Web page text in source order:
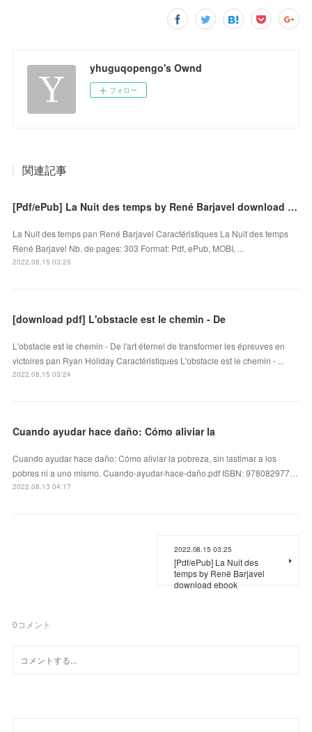
yhuguqopengo's Ownd
フォロー
関連記事
[Pdf/ePub] La Nuit des temps by René Barjavel download ebook
La Nuit des temps pan René Barjavel Caractéristiques La Nuit des temps
René Barjavel Nb. de pages: 303 Format: Pdf, ePub, MOBI, ...
2022.08.15 03:25
[download pdf] L'obstacle est le chemin - De
L'obstacle est le chemin - De l'art éternel de transformer les épreuves en
victoires pan Ryan Holiday Caractéristiques L'obstacle est le chemin - ...
2022.08.15 03:24
Cuando ayudar hace daño: Cómo aliviar la
Cuando ayudar hace daño: Cómo aliviar la pobreza, sin lastimar a los
pobres ni a uno mismo. Cuando-ayudar-hace-daño.pdf ISBN: 978082977…
2022.08.13 04:17
2022.08.15 03:25
[Pdf/ePub] La Nuit des
temps by René Barjavel
download ebook
0コメント